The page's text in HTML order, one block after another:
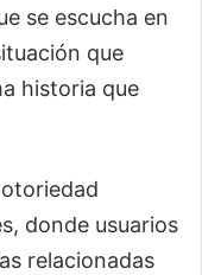
se escucha en
que
historia que
donde usuarios
relacionadas